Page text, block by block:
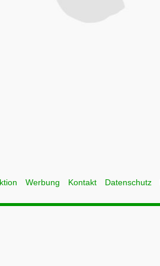
Werbung Kontakt Datenschutz